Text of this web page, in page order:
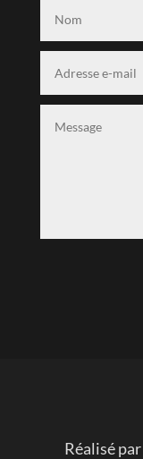
Réalisé par